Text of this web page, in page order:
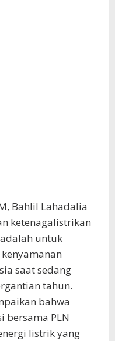
Bahlil Lahadalia
ketenagalistrikan
untuk
saat sedang
tahun.
bahwa
bersama PLN
listrik yang